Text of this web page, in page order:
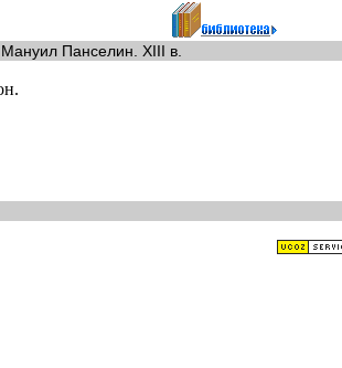
Панселин. XIII в.